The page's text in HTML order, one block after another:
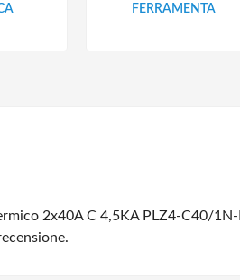
FERRAMENTA
2x40A C 4,5KA PLZ4-C40/